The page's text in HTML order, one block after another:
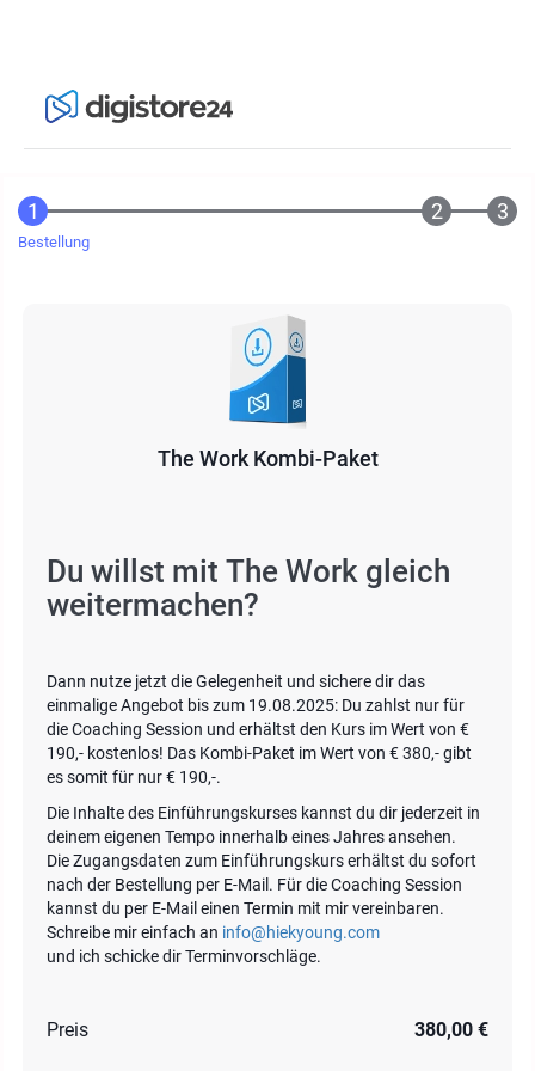
Bestellung
The Work Kombi-Paket
Du willst mit The Work gleich
weitermachen?
Dann nutze jetzt die Gelegenheit und sichere dir das
einmalige Angebot bis zum 19.08.2025: Du zahlst nur für
die Coaching Session und erhältst den Kurs im Wert von €
190,- kostenlos! Das Kombi-Paket im Wert von € 380,- gibt
es somit für nur € 190,-.
Die Inhalte des Einführungskurses kannst du dir jederzeit in
deinem eigenen Tempo innerhalb eines Jahres ansehen.
Die Zugangsdaten zum Einführungskurs erhältst du sofort
nach der Bestellung per E-Mail. Für die Coaching Session
kannst du per E-Mail einen Termin mit mir vereinbaren.
Schreibe mir einfach an info@hiekyoung.com
und ich schicke dir Terminvorschläge.
Preis 380,00 €